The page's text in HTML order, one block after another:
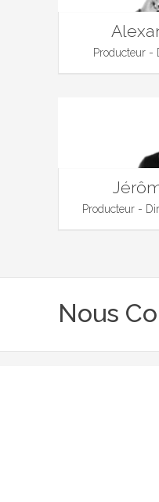
Producteur -
Producteur -
Nous